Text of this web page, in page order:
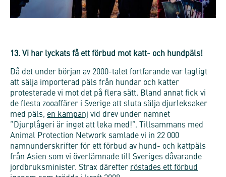
13. Vi har lyckats få ett förbud mot katt- och hundpäls!
Då det under början av 2000-talet fortfarande var lagligt
att sälja importerad päls från hundar och katter
protesterade vi mot det på flera sätt. Bland annat fick vi
de flesta zooaffärer i Sverige att sluta sälja djurleksaker
med päls, en kampanj vid drev under namnet
”Djurplågeri är inget att leka med!”. Tillsammans med
Animal Protection Network samlade vi in 22 000
namnunderskrifter för ett förbud av hund- och kattpäls
från Asien som vi överlämnade till Sveriges dåvarande
jordbruksminister. Strax därefter röstades ett förbud